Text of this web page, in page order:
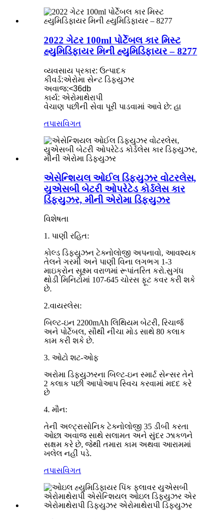
2022 ગેટર 100ml પોર્ટેબલ કાર મિસ્ટ
હ્યુમિડિફાયર મિની હ્યુમિડિફાયર – 8277
વ્યવસાય પ્રકાર: ઉત્પાદક
કીવર્ડ:એરોમા સેન્ટ ડિફ્યુઝર
અવાજ:<36db
કાર્ય: એરોમાથેરાપી
વેચાણ પછીની સેવા પૂરી પાડવામાં આવે છે: હા
તપાસવિગત
એસેન્શિયલ ઓઈલ ડિફ્યુઝર વોટરલેસ,
યુએસબી બેટરી ઓપરેટેડ કોર્ડલેસ કાર
ડિફ્યુઝર, મીની એરોમા ડિફ્યુઝર
વિશેષતા
1. પાણી રહિત:
કોલ્ડ ડિફ્યુઝન ટેક્નોલોજી અપનાવો, આવશ્યક
તેલને ગરમી અને પાણી વિના લગભગ 1-3
માઇક્રોન સૂક્ષ્મ વરાળમાં રૂપાંતરિત કરો.સુગંધ
થોડી મિનિટોમાં 107-645 ચોરસ ફૂટ કવર કરી શકે
છે.
2.વાયરલેસ:
બિલ્ટ-ઇન 2200mAh લિથિયમ બેટરી, રિચાર્જ
અને પોર્ટેબલ, સૌથી નીચા મોડ સાથે 80 કલાક
કામ કરી શકે છે.
3. ઓટો શટ-ઓફ
અરોમા ડિફ્યુઝરના બિલ્ટ-ઇન સ્માર્ટ સેન્સર તેને
2 કલાક પછી આપોઆપ સ્વિચ કરવામાં મદદ કરે
છે
4. મૌન:
તેની અલ્ટ્રાસોનિક ટેક્નોલોજી 35 ડીબી કરતા
ઓછા અવાજ સાથે સલામત અને સુંદર ઝાકળને
સક્ષમ કરે છે, જેથી તમારા કામ અથવા આરામમાં
ખલેલ નહીં પડે.
તપાસવિગત